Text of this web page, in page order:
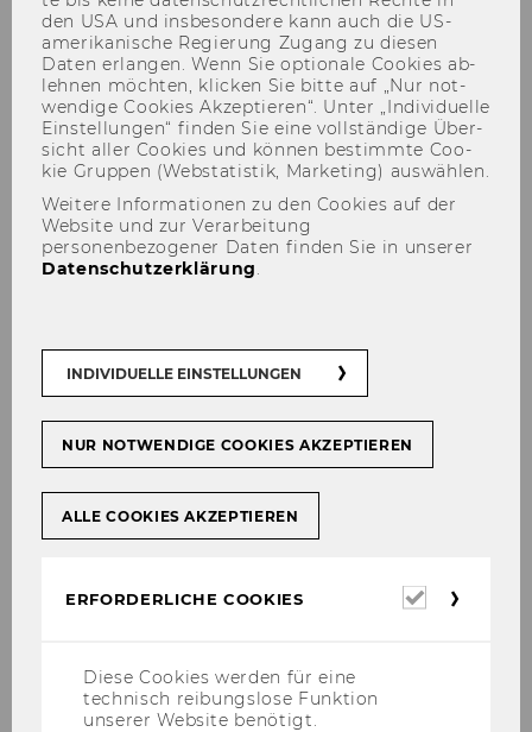
Illegale Märkte im Darknet:
Drogenerwerb per Mausklick
TEILEN TEILEN
29. Jänner 2026
Mero­pi Tzane­ta­kis im In­ter­view mit
FWF Wis­sen­schafts­ma­ga­zin Sci­log
ZURÜCK ZUR ÜBERSICHT
den USA und ins­be­son­de­re kann auch die US-​
amerikanische Re­gie­rung Zu­gang zu die­sen
Daten er­lan­gen. Wenn Sie op­tio­na­le Coo­kies ab­
leh­nen möch­ten, kli­cken Sie bitte auf „Nur not­
wen­di­ge Coo­kies Ak­zep­tie­ren“. Unter „In­di­vi­du­el­le
Ein­stel­lun­gen“ fin­den Sie eine voll­stän­di­ge Über­
sicht aller Coo­kies und kön­nen be­stimm­te Coo­
kie Grup­pen (Web­sta­tis­tik, Mar­ke­ting) aus­wäh­len.
Weitere Informationen zu den Cookies auf der
Website und zur Verarbeitung
personenbezogener Daten finden Sie in unserer
Datenschutzerklärung.
INDIVIDUELLE EINSTELLUNGEN
NUR NOTWENDIGE COOKIES AKZEPTIEREN
ALLE COOKIES AKZEPTIEREN
ERFORDERLICHE COOKIES
Diese Cookies werden für eine
technisch reibungslose Funktion
unserer Website benötigt.